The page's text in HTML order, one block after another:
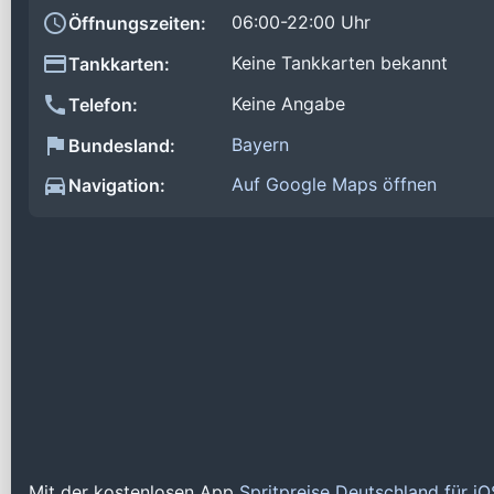
Öffnungszeiten:
06:00-22:00 Uhr
Tankkarten:
Keine Tankkarten bekannt
Telefon:
Keine Angabe
Bundesland:
Bayern
Navigation:
Auf Google Maps öffnen